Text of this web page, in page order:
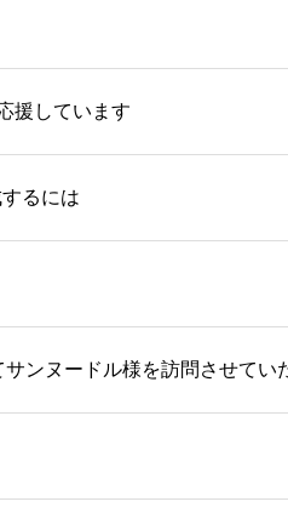
援しています
るには
ンヌードル様を訪問させてい